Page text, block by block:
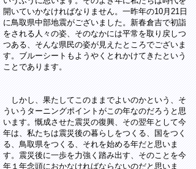
開いていかなければなりません。一昨年の10月21日
に鳥取県中部地震がございました。新春倉吉で初詣
をされる人々の姿、そのなかには平常を取り戻しつ
つある、そんな県民の姿が見えたところでございま
す。ブルーシートもようやくとれかけてきたという
ことであります。
しかし、果たしてこのままでよいのかという、そ
ういうターニングポイントがこの年なのだろうと思
います。慨成させた震災の復興、その翌年として今
年は、私たちは震災後の暮らしをつくる、国をつく
る、鳥取県をつくる、それを始める年だと思いま
す。震災後に一歩を力強く踏み出す、そのことを今
年１年念頭におかなければならないのだと思いま